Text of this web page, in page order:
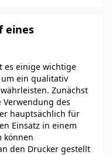
eines
es einige wichtige
ein qualitativ
Zunächst
des
hauptsächlich für
Einsatz in einem
können
den Drucker gestellt